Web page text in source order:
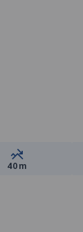
Suma spadków:
40 m